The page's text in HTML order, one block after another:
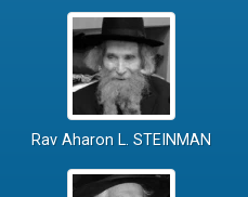
Rav Aharon L. STEINMAN